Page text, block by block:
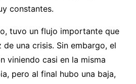
constantes.
tuvo un flujo importante que
una crisis. Sin embargo, el
viniendo casi en la misma
pero al final hubo una baja,